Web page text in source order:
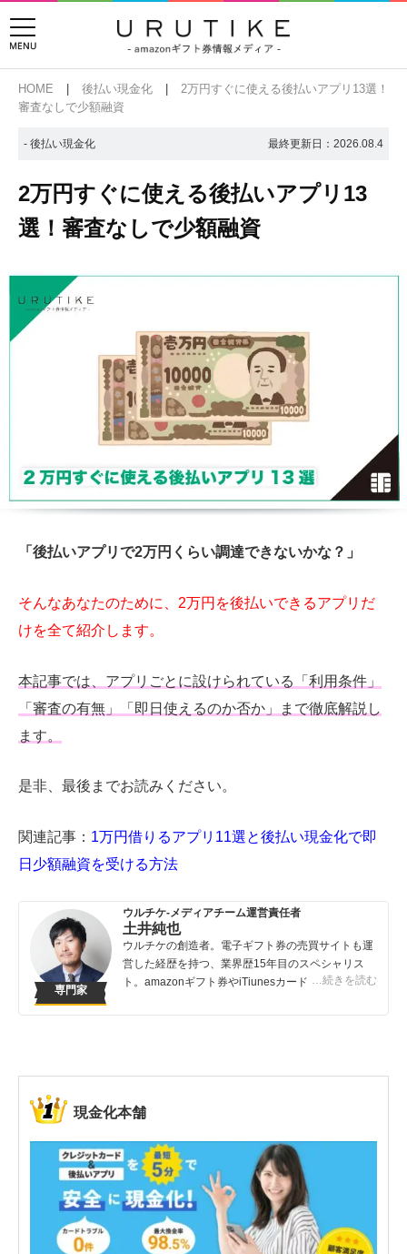
HOME 後払い現金化
2万円すぐに使える後払いアプリ13選！
審査なしで少額融資
- 後払い現金化 最終更新日： 2026.08.4
2万円すぐに使える後払いアプリ13
選！審査なしで少額融資
「後払いアプリで2万円くらい調達できないかな？」
そんなあなたのために、2万円を後払いできるアプリだ
けを全て紹介します。
本記事では、アプリごとに設けられている「利用条件」
「審査の有無」「即日使えるのか否か」まで徹底解説し
ます。
是非、最後までお読みください。
関連記事： 1万円借りるアプリ11選と後払い現金化で即
日少額融資を受ける方法
専門家
ウルチケ-メディアチーム運営責任者
土井純也
…続きを読む
ウルチケの創造者。電子ギフト券の売買サイトも運
営した経歴を持つ、業界歴15年目のスペシャリス
ト。amazonギフト券やiTiunesカードの売買は知っ
まうこんなバカバカしいことは避けてほしい！
現金化本舗